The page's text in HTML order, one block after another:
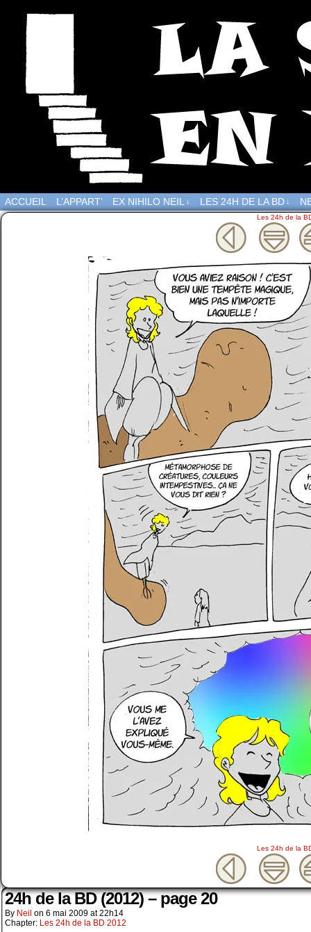
ACCUEIL L’APPART’ EX NIHILO NEIL ↓ LES 24H DE LA BD ↓
Les 24h de la
Les 24h de la
24h de la BD (2012) – page 20
By Neil on 6 mai 2009 at22h14
Chapter: Les 24h de la BD 2012